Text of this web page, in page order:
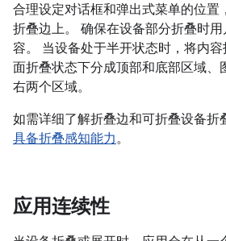
合理设定对话框和弹出式菜单的位置
折叠边上。 确保在设备部分折叠时
容。 当设备处于半开状态时，将内
面折叠状态下分成顶部和底部区域、
右两个区域。
如需详细了解折叠边和可折叠设备折
具备折叠感知能力。
应用连续性